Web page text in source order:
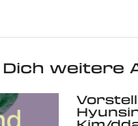
weitere